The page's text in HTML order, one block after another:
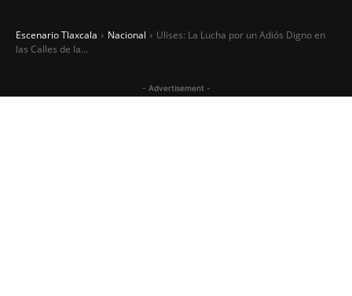
Escenario Tlaxcala Nacional
Ulises: La Lucha por un Adiós Digno en
las Calles de la...
- Advertisement -